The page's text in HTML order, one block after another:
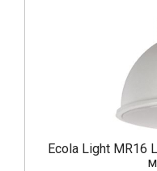
Ecola Light MR16